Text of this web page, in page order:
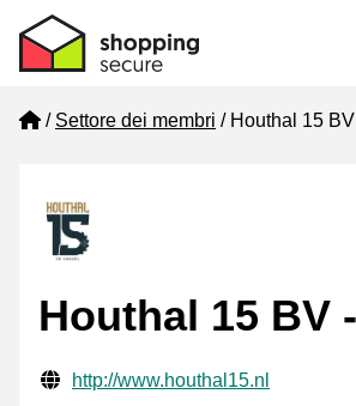
Home
Settore dei membri Houthal 15
Houthal 15 BV
Informazioni di contatto verificate
Website URL
http://www.houthal15.nl